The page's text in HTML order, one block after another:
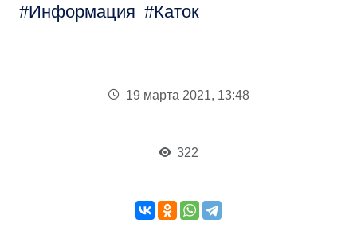
Информация Каток
19 марта 2021, 13:48
322